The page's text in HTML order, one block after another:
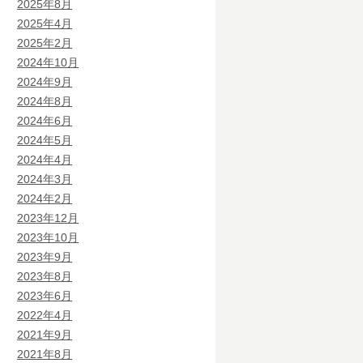
2025年8月
2025年4月
2025年2月
2024年10月
2024年9月
2024年8月
2024年6月
2024年5月
2024年4月
2024年3月
2024年2月
2023年12月
2023年10月
2023年9月
2023年8月
2023年6月
2022年4月
2021年9月
2021年8月